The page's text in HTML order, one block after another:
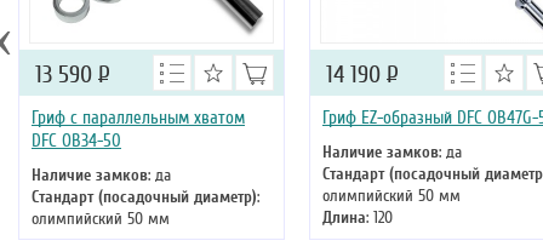
Гриф с параллельным хватом
DFC OB34-50
Наличие замков: да
Стандарт (посадочный диаметр):
олимпийский 50 мм
Длина: 80
13 590 Р
Гриф EZ-образный DFC
Наличие замков: да
Стандарт (посадочный
олимпийский 50 мм
Длина: 120
14 190 Р